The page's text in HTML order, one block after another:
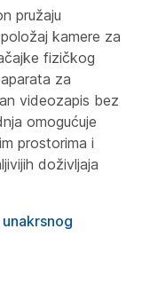
pružaju
kamere za
fizičkog
za
videozapis bez
omogućuje
prostorima i
doživljaja
unakrsnog